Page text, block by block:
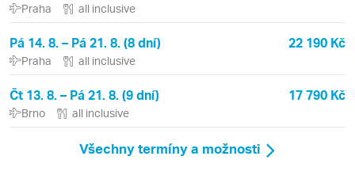
Praha all inclusive
Pá 14. 8. – Pá 21. 8. (8 dní) 22 190 Kč
Praha all inclusive
Čt 13. 8. – Pá 21. 8. (9 dní) 17 790 Kč
Brno all inclusive
Všechny termíny a možnosti